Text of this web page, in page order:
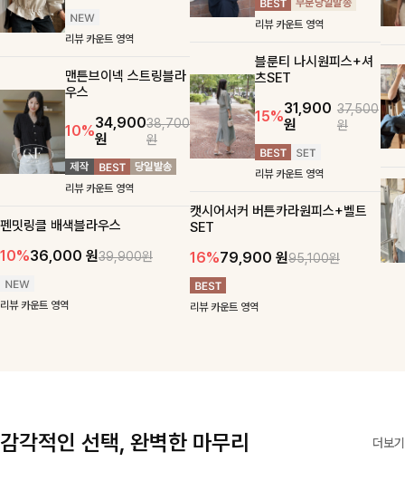
리뷰 카운트 영역
맨튼브이넥 스트링블라
우스
10%34,900
원
38,700
원
리뷰 카운트 영역
펜밋링클 배색블라우스
10%36,000 원39,900원
리뷰 카운트 영역
리뷰 카운트 영역
블룬티 나시원피스+셔
츠SET
15%31,900
원
37,500
원
리뷰 카운트 영역
캣시어서커 버튼카라원피스+벨트
SET
16%79,900 원95,100원
리뷰 카운트 영역
감각적인 선택, 완벽한 마무리 더보기